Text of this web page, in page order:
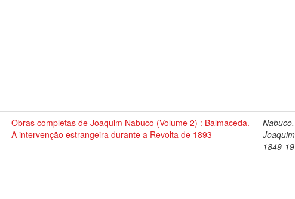
Obras completas de Joaquim Nabuco (Volume 2) : Balmaceda.
A intervenção estrangeira durante a Revolta de 1893
Nabuco,
1849-